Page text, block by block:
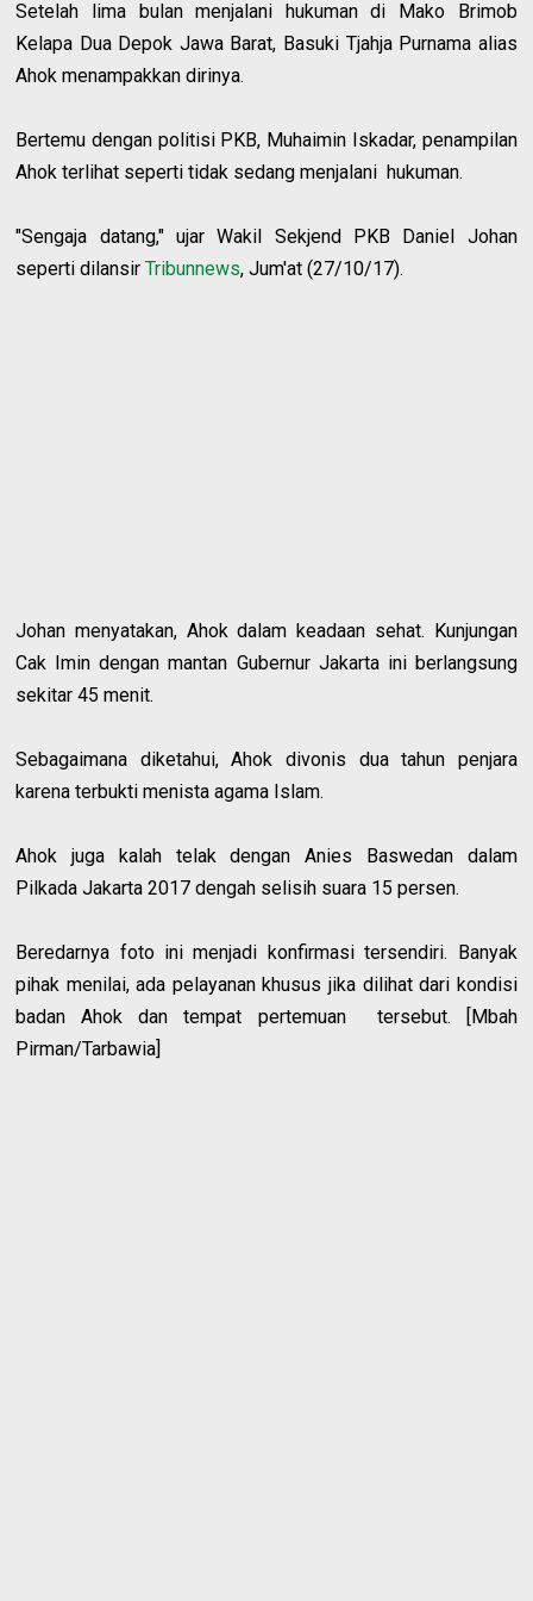
Setelah lima bulan menjalani hukuman di Mako Brimob
Kelapa Dua Depok Jawa Barat, Basuki Tjahja Purnama alias
Ahok menampakkan dirinya.
Bertemu dengan politisi PKB, Muhaimin Iskadar, penampilan
Ahok terlihat seperti tidak sedang menjalani hukuman.
"Sengaja datang," ujar Wakil Sekjend PKB Daniel Johan
seperti dilansirTribunnews, Jum'at (27/10/17).
Johan menyatakan, Ahok dalam keadaan sehat. Kunjungan
Cak Imin dengan mantan Gubernur Jakarta ini berlangsung
sekitar 45 menit.
Sebagaimana diketahui, Ahok divonis dua tahun penjara
karena terbukti menista agama Islam.
Ahok juga kalah telak dengan Anies Baswedan dalam
Pilkada Jakarta 2017 dengah selisih suara 15 persen.
Beredarnya foto ini menjadi konfirmasi tersendiri. Banyak
pihak menilai, ada pelayanan khusus jika dilihat dari kondisi
badan Ahok dan tempat pertemuan tersebut. [Mbah
Pirman/Tarbawia]